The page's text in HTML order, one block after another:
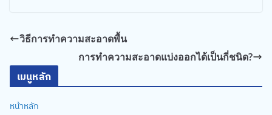
วิธีการทำความสะอาดพื้น
การทำความสะอาดแบ่งออกได้เป็นกี่ชนิด?
เมนูหลัก
หน้าหลัก